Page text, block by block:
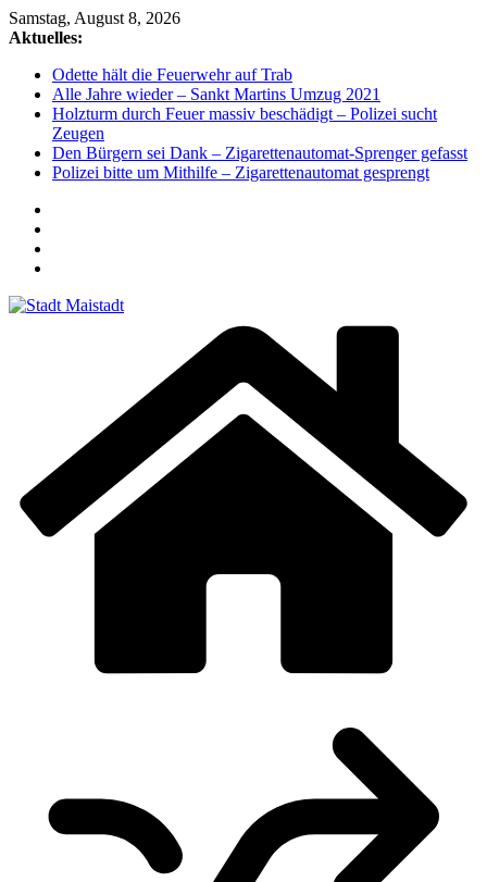
Zum
Inhalt
Samstag, August 8, 2026
Aktuelles:
Odette hält die Feuerwehr auf Trab
Alle Jahre wieder – Sankt Martins Umzug 2021
Holzturm durch Feuer massiv beschädigt – Polizei sucht
Zeugen
Den Bürgern sei Dank – Zigarettenautomat-Sprenger gefasst
Polizei bitte um Mithilfe – Zigarettenautomat gesprengt